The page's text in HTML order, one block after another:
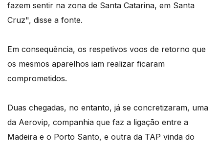
fazem sentir na zona de Santa Catarina, em Santa
Cruz", disse a fonte.
Em consequência, os respetivos voos de retorno que
os mesmos aparelhos iam realizar ficaram
comprometidos.
Duas chegadas, no entanto, já se concretizaram, uma
da Aerovip, companhia que faz a ligação entre a
Madeira e o Porto Santo, e outra da TAP vinda do